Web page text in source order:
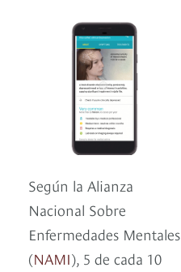
Según la Alianza
Nacional Sobre
Enfermedades Mentales
(NAMI), 5 de cada 10